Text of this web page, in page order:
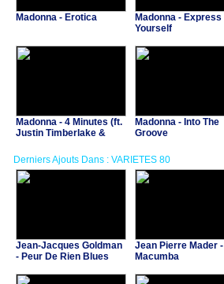
Madonna - Erotica
Madonna - Express
Yourself
Madonna - 4 Minutes (ft.
Justin Timberlake &
Madonna - Into The
Groove
Derniers Ajouts Dans : VARIETES 80
Jean-Jacques Goldman
- Peur De Rien Blues
Jean Pierre Mader -
Macumba